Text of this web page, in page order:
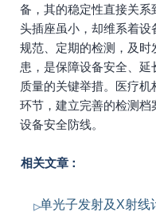
备，其的稳定性直接关
头插座虽小，却维系着设
规范、定期的检测，及
患，是保障设备安全、
质量的关键举措。医疗
环节，建立完善的检测
设备安全防线。
相关文章：
单光子发射及X射线